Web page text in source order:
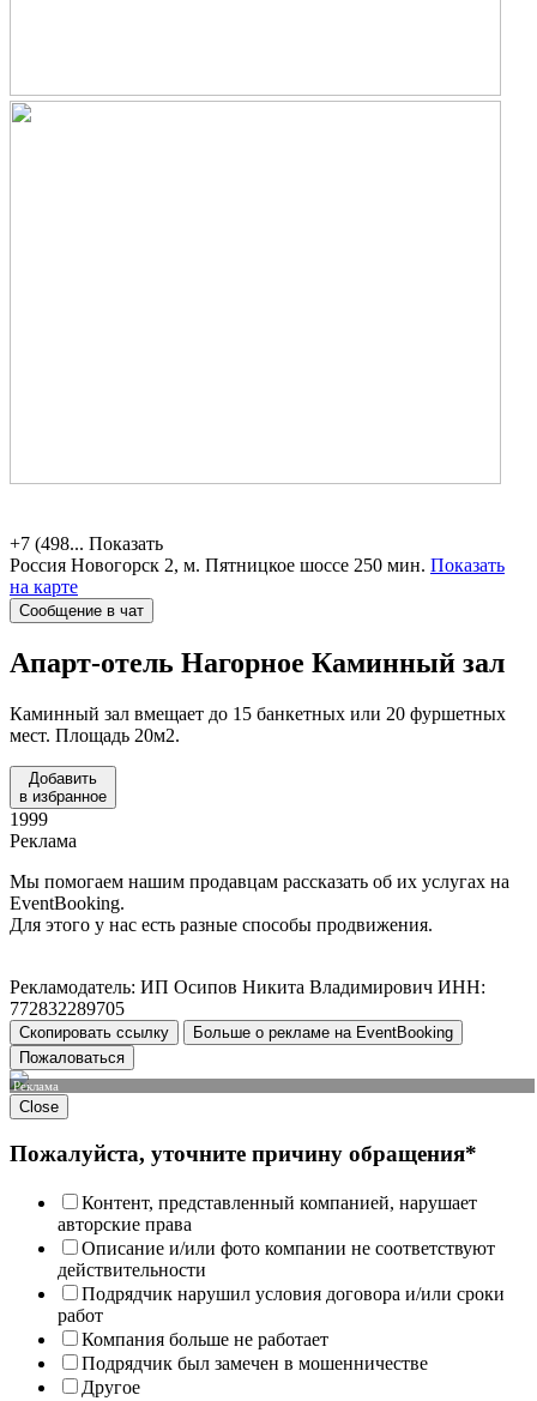
+7 (498... Показать
Россия Новогорск 2, м. Пятницкое шоссе 250 мин. Показать
на карте
Сообщение в чат
Апарт-отель Нагорное Каминный зал
Каминный зал вмещает до 15 банкетных или 20 фуршетных
мест. Площадь 20м2.
Добавить
в избранное
1999
Реклама
Мы помогаем нашим продавцам рассказать об их услугах на
EventBooking.
Для этого у нас есть разные способы продвижения.
Рекламодатель: ИП Осипов Никита Владимирович ИНН:
772832289705
Скопировать ссылку
Больше о рекламе на EventBooking
Пожаловаться
Реклама
Close
Пожалуйста, уточните причину обращения*
Контент, представленный компанией, нарушает
авторские права
Описание и/или фото компании не соответствуют
действительности
Подрядчик нарушил условия договора и/или сроки
работ
Компания больше не работает
Подрядчик был замечен в мошенничестве
Другое